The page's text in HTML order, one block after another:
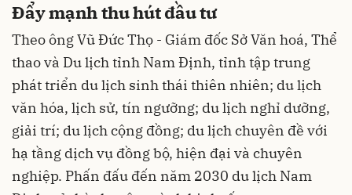
Đẩy mạnh thu hút đầu tư
Theo ông Vũ Đức Thọ - Giám đốc Sở Văn hoá, Thể
thao và Du lịch tỉnh Nam Định, tỉnh tập trung
phát triển du lịch sinh thái thiên nhiên; du lịch
văn hóa, lịch sử, tín ngưỡng; du lịch nghỉ dưỡng,
giải trí; du lịch cộng đồng; du lịch chuyên đề với
hạ tầng dịch vụ đồng bộ, hiện đại và chuyên
nghiệp. Phấn đấu đến năm 2030 du lịch Nam